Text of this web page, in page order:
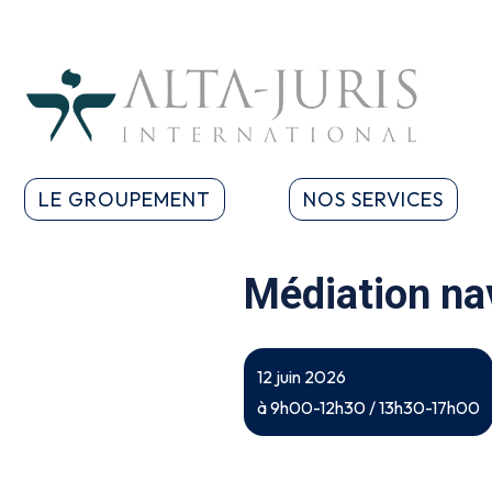
LE GROUPEMENT NOS SERVICES
Médiation
12 juin 2026
à 9h00-12h30 / 13h30-17h00